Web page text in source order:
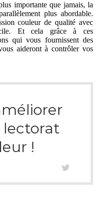
importante que jamais, la
plus abordable.
couleur de qualité avec
Et cela grâce à ces
qui vous fournissent des
aideront à contrôler vos
lectorat
!